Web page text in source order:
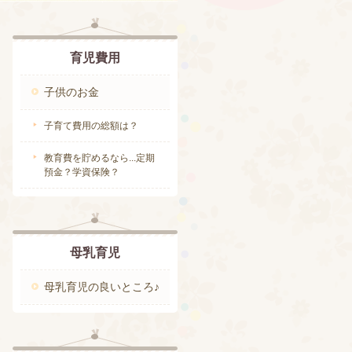
育児費用
子供のお金
子育て費用の総額は？
教育費を貯めるなら...定期
預金？学資保険？
母乳育児
母乳育児の良いところ♪